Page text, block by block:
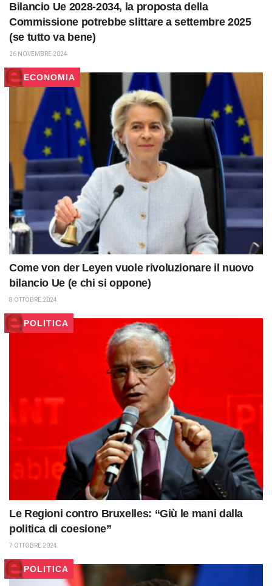
Bilancio Ue 2028-2034, la proposta della
Commissione potrebbe slittare a settembre 2025
(se tutto va bene)
26 NOVEMBRE 2024
ECONOMIA
Come von der Leyen vuole rivoluzionare il nuovo
bilancio Ue (e chi si oppone)
8 OTTOBRE 2024
POLITICA
Le Regioni contro Bruxelles: “Giù le mani dalla
politica di coesione”
7 OTTOBRE 2024
POLITICA